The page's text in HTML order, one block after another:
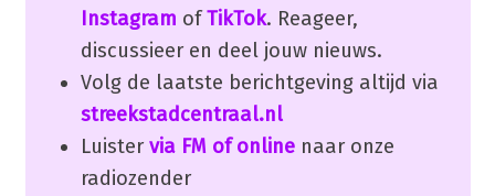
Instagram ofTikTok. Reageer,
discussieer en deel jouw nieuws.
Volg de laatste berichtgeving altijd via
streekstadcentraal.nl
Luister via FM of onlinenaar onze
radiozender